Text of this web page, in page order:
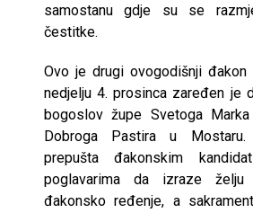
samostanu gdje su se
čestitke.
Ovo je drugi ovogodišnji đakon
nedjelju 4. prosinca zaređen je
bogoslov župe Svetoga
Dobroga Pastira u
prepušta đakonskim
poglavarima da izraze
đakonsko ređenje, a